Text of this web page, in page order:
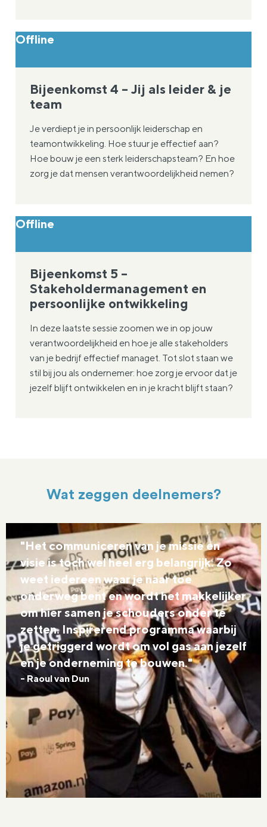
Offline
Bijeenkomst 4 – Jij als leider & je
team
Je verdiept je in persoonlijk leiderschap en
teamontwikkeling. Hoe stuur je effectief aan?
Hoe bouw je een sterk leiderschapsteam? En hoe
zorg je dat mensen verantwoordelijkheid nemen?
Offline
Bijeenkomst 5 –
Stakeholdermanagement en
persoonlijke ontwikkeling
In deze laatste sessie zoomen we in op jouw
verantwoordelijkheid en hoe je alle stakeholders
van je bedrijf effectief managet. Tot slot staan we
stil bij jou als ondernemer: hoe zorg je ervoor dat je
jezelf blijft ontwikkelen en in je kracht blijft staan?
Wat zeggen deelnemers?
"Het communiceren van je missie en
visie is toch wel heel erg belangrijk. Zo
weet iedereen waar je naar toe
onderweg bent en wordt het makkelijker
om hier samen je schouders onder te
zetten. Inspirerend programma waarbij
je getriggerd wordt om vol gas aan jezelf
en je onderneming te bouwen."
- Raoul van Dun